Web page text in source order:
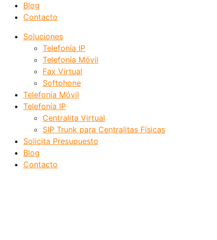
Blog
Contacto
Soluciones
Telefonía IP
Telefonía Móvil
Fax Virtual
Softphone
Telefonía Móvil
Telefonía IP
Centralita Virtual
SIP Trunk para Centralitas Físicas
Solicita Presupuesto
Blog
Contacto